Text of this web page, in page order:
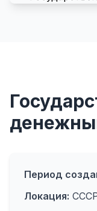
Период
Локация: